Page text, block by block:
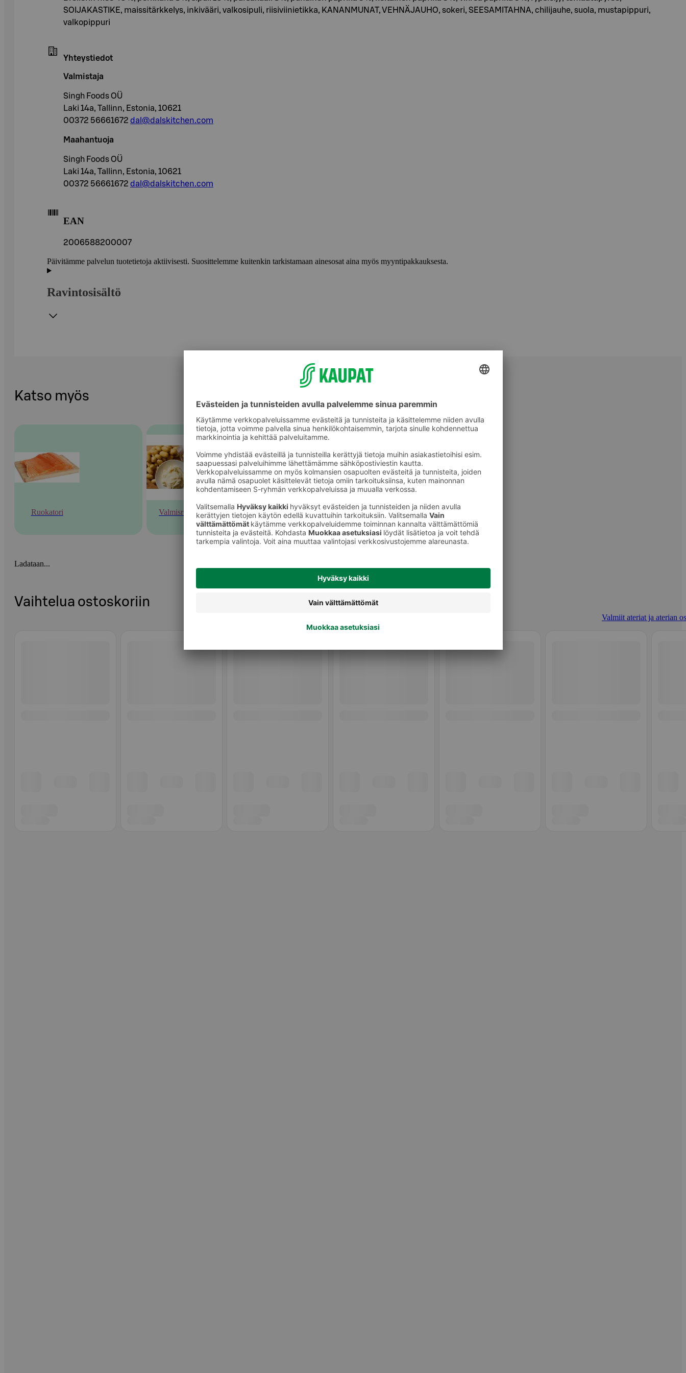
SOIJAKASTIKE, maissitärkkelys, inkivääri, valkosipuli, riisiviinietikka, KANANMUNAT, VEHNÄJAUHO, sokeri, SEESAMITAHNA, chilijauhe, suola, mustapippuri,
valkopippuri
Yhteystiedot
Valmistaja
Singh Foods OÜ
Laki 14a, Tallinn, Estonia, 10621
00372 56661672 dal@dalskitchen.com
Maahantuoja
Singh Foods OÜ
Laki 14a, Tallinn, Estonia, 10621
00372 56661672 dal@dalskitchen.com
EAN
2006588200007
Päivitämme palvelun tuotetietoja aktiivisesti. Suosittelemme kuitenkin tarkistamaan ainesosat aina myös myyntipakkauksesta.
Ravintosisältö
Katso myös
Ruokatori Valmisruoka Valmiit ateriat ja aterian osat
Ladataan...
Vaihtelua ostoskoriin
Valmiit ateriat ja aterian